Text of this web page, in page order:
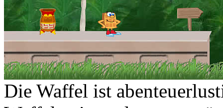
Die Waffel ist